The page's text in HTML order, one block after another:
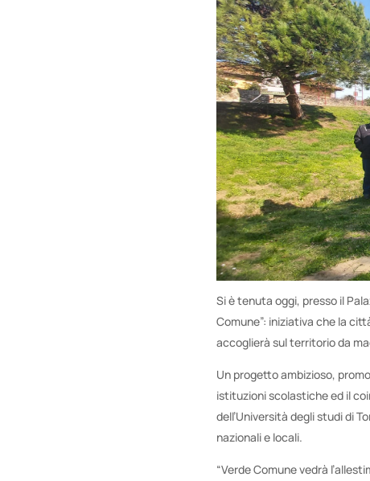
Si è tenuta oggi, presso il
Comune”: iniziativa che la
accoglierà sul territorio da
Un progetto ambizioso,
istituzioni scolastiche ed il
dell’Università degli studi di
nazionali e locali.
“Verde Comune vedrà